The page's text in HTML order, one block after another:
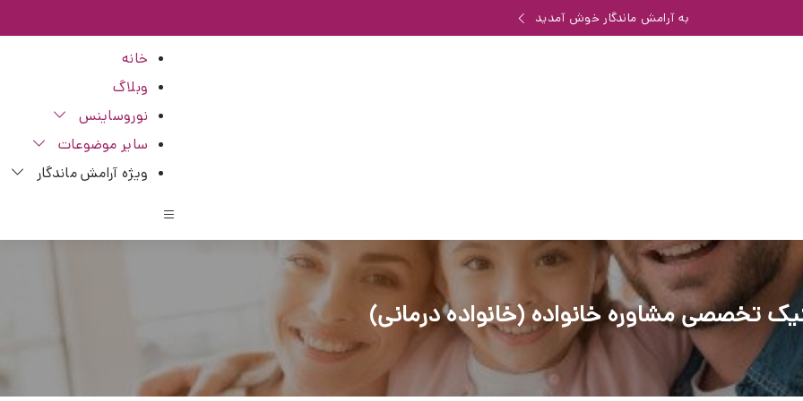
به آرامش ماندگار خوش آمدید
خانه
وبلاگ
نوروساینس
سایر موضوعات
ویژه آرامش ماندگار
تخصصی مشاوره خانواده (خانواده درمانی)